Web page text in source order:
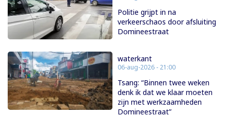
Politie grijpt in na
verkeerschaos door afsluiting
Domineestraat
waterkant
06-aug-2026 - 21:00
Tsang: “Binnen twee weken
denk ik dat we klaar moeten
zijn met werkzaamheden
Domineestraat”